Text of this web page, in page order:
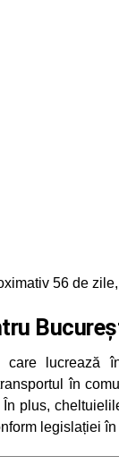
56 de
lucrează
în
plus,
legislației în